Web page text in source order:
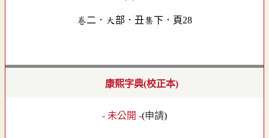
卷二．大部．丑集下．頁28
康熙字典(校正本)
- 未公開 -(申請)